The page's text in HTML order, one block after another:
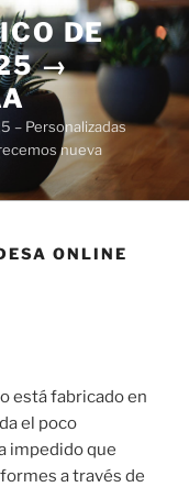
DE
→
– Personalizadas
nueva
ONLINE
está fabricado en
el poco
impedido que
a través de